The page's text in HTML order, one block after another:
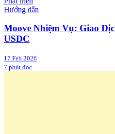
Hướng dẫn
Moove Nhiệm Vụ: Giao
USDC
17 Feb 2026
7 phút đọc